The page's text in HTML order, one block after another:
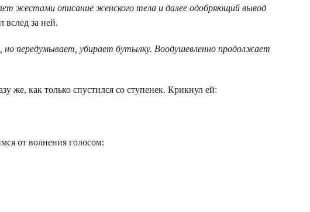
жестами описание женского тела и далее одобряющий вывод
вслед за ней.
передумывает, убирает бутылку. Воодушевленно продолжает
же, как только спустился со ступенек. Крикнул ей:
от волнения голосом: